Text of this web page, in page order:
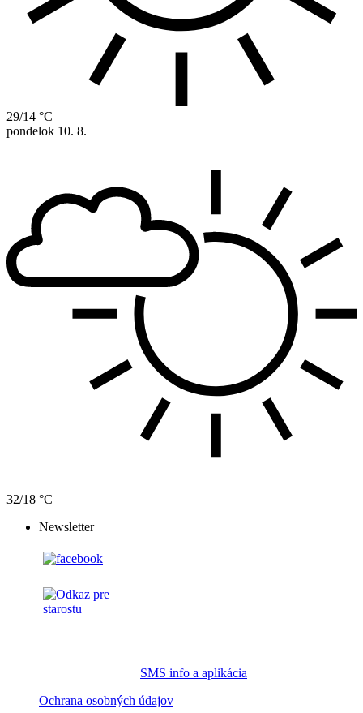
29/14 °C
pondelok 10. 8.
32/18 °C
Newsletter
SMS info a aplikácia
Ochrana osobných údajov